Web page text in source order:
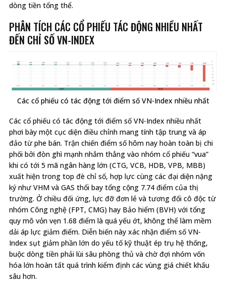
dòng tiền tổng thể.
PHÂN TÍCH CÁC CỔ PHIẾU TÁC ĐỘNG NHIỀU NHẤT
ĐẾN CHỈ SỐ VN-INDEX
Các cổ phiếu có tác động tới điểm số VN-Index nhiều nhất
Các cổ phiếu có tác động tới điểm số VN-Index nhiều nhất
phơi bày một cục diện điều chỉnh mang tính tập trung và áp
đảo từ phe bán. Trận chiến điểm số hôm nay hoàn toàn bị chi
phối bởi đòn ghì mạnh nhắm thẳng vào nhóm cổ phiếu “vua”
khi có tới 5 mã ngân hàng lớn (CTG, VCB, HDB, VPB, MBB)
xuất hiện trong top đè chỉ số, hợp lực cùng các đại diện nặng
ký như VHM và GAS thổi bay tổng cộng 7.74 điểm của thị
trường. Ở chiều đối ứng, lực đỡ đơn lẻ và tương đối cô độc từ
nhóm Công nghệ (FPT, CMG) hay Bảo hiểm (BVH) với tổng
quy mô vỏn vẹn 1.68 điểm là quá yếu ớt, không thể làm mềm
dải áp lực giảm điểm. Diễn biến này xác nhận điểm số VN-
Index sụt giảm phần lớn do yếu tố kỹ thuật ép trụ hệ thống,
buộc dòng tiền phải lùi sâu phòng thủ và chờ đợi nhóm vốn
hóa lớn hoàn tất quá trình kiểm định các vùng giá chiết khấu
sâu hơn.